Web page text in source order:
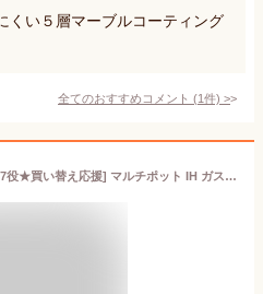
くい５層マーブルコーティング
全てのおすすめコメント (1件) >
《P7倍★24日9:59迄》[1台7役★買い替え応援] マルチポット IH ガス火 鍋 片手鍋 2.2L 高耐久4層構造 ダイヤモンドコート くっつきにくい するっと落ちる お手入れ簡単 1台7役 コンパクト ガラスふた付 一人暮らし なべ 単品 アイリスオーヤマ MCP-14 *